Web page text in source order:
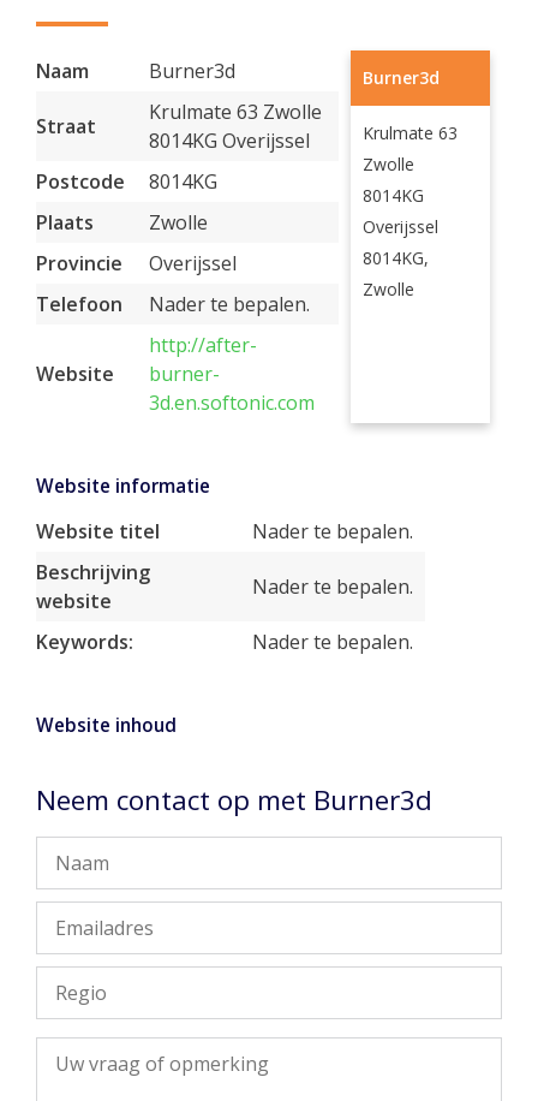
Naam Burner3d
Straat
Krulmate 63 Zwolle
8014KG Overijssel
Postcode
8014KG
Plaats
Zwolle
Provincie
Overijssel
Telefoon
Nader te bepalen.
Website
http://after-
burner-
3d.en.softonic.com
Burner3d
Krulmate 63
Zwolle
8014KG
Overijssel
8014KG,
Zwolle
Website informatie
Website titel
Nader te bepalen.
Beschrijving
website
Nader te bepalen.
Keywords: Nader te bepalen.
Website inhoud
Neem contact op met Burner3d